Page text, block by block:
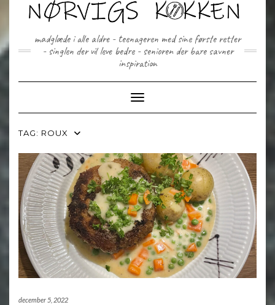
madglæde i alle aldre - teenageren med sine første retter
- singlen der vil leve bedre - senioren der bare savner
inspiration
Toggle Navigation
TAG: ROUX
december 5, 2022